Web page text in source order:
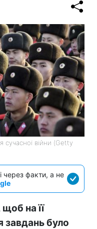
сучасної війни (Getty
через факти, а не
на її
завдань було